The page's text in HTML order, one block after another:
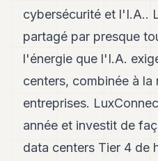
cybersécurité et l'I.A..
partagé par presque
l'énergie que l'I.A.
centers, combinée à
entreprises.
année et investit de
data centers Tier 4 de